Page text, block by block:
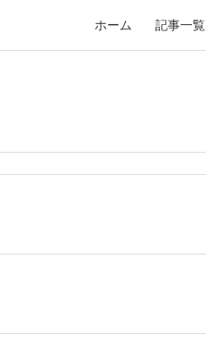
ホーム 記事一覧